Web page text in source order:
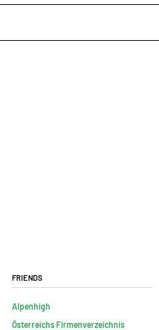
Friends
Alpenhigh
Österreichs Firmenverzeichnis